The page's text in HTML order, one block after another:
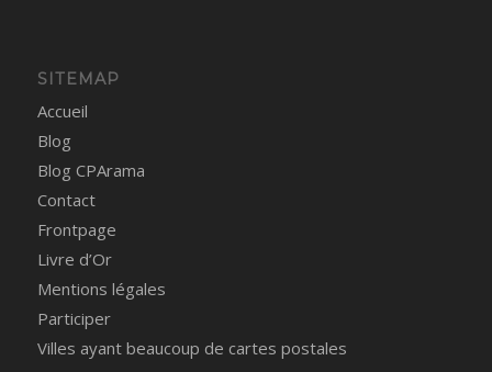
SITEMAP
Accueil
Blog
Blog CPArama
Contact
Frontpage
Livre d’Or
Mentions légales
Participer
Villes ayant beaucoup de cartes postales